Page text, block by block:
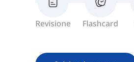
Revisione Flashcard